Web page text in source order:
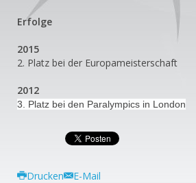
Erfolge
2015
2. Platz bei der Europameisterschaft
2012
3. Platz bei den Paralympics in London
Drucken E-Mail